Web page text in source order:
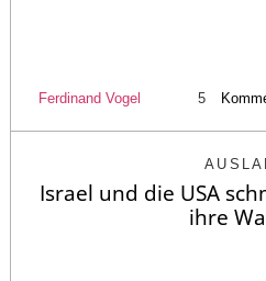
Ferdinand Vogel 5
Israel und die USA
ihre